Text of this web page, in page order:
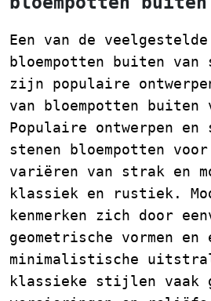
Een van de
bloempotten buiten van
zijn populaire
van bloempotten buiten
Populaire ontwerpen
stenen bloempotten
variëren van strak en
klassiek en rustiek.
kenmerken zich door
geometrische vormen en
minimalistische
klassieke stijlen vaak